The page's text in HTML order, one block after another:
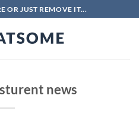
OR JUST REMOVE IT...
news